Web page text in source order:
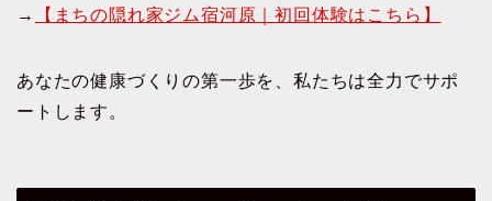
→
【まちの隠れ家ジム宿河原｜初回体験はこちら】
あなたの健康づくりの第一歩を、私たちは全力でサポ
ートします。